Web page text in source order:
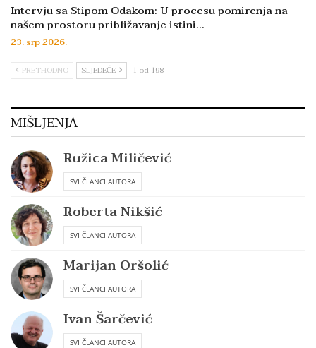
Intervju sa Stipom Odakom: U procesu pomirenja na
našem prostoru približavanje istini…
23. srp 2026.
PRETHODNO SLJEDEĆE 1 od 198
MIŠLJENJA
Ružica Miličević
SVI ČLANCI AUTORA
Roberta Nikšić
SVI ČLANCI AUTORA
Marijan Oršolić
SVI ČLANCI AUTORA
Ivan Šarčević
SVI ČLANCI AUTORA